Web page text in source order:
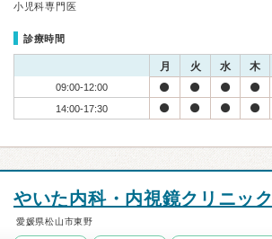
小児科専門医
診療時間
月 火 水 木
09:00-12:00
14:00-17:30
やいた内科・内視鏡クリニック
愛媛県松山市東野